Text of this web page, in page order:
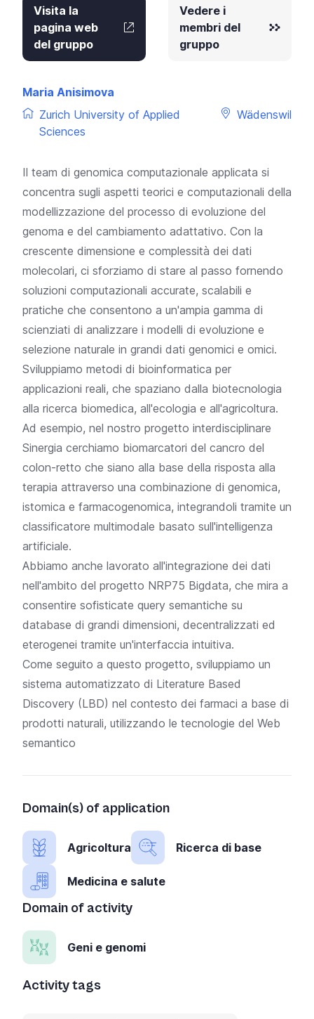
Visita la
pagina web
del gruppo
Vedere i
membri del
gruppo
Maria Anisimova
Zurich University of Applied
Sciences
Wädenswil
Il team di genomica computazionale applicata si
concentra sugli aspetti teorici e computazionali della
modellizzazione del processo di evoluzione del
genoma e del cambiamento adattativo. Con la
crescente dimensione e complessità dei dati
molecolari, ci sforziamo di stare al passo fornendo
soluzioni computazionali accurate, scalabili e
pratiche che consentono a un'ampia gamma di
scienziati di analizzare i modelli di evoluzione e
selezione naturale in grandi dati genomici e omici.
Sviluppiamo metodi di bioinformatica per
applicazioni reali, che spaziano dalla biotecnologia
alla ricerca biomedica, all'ecologia e all'agricoltura.
Ad esempio, nel nostro progetto interdisciplinare
Sinergia cerchiamo biomarcatori del cancro del
colon-retto che siano alla base della risposta alla
terapia attraverso una combinazione di genomica,
istomica e farmacogenomica, integrandoli tramite un
classificatore multimodale basato sull'intelligenza
artificiale.
Abbiamo anche lavorato all'integrazione dei dati
nell'ambito del progetto NRP75 Bigdata, che mira a
consentire sofisticate query semantiche su
database di grandi dimensioni, decentralizzati ed
eterogenei tramite un'interfaccia intuitiva.
Come seguito a questo progetto, sviluppiamo un
sistema automatizzato di Literature Based
Discovery (LBD) nel contesto dei farmaci a base di
prodotti naturali, utilizzando le tecnologie del Web
semantico
Domain(s) of application
Agricoltura Ricerca di base
Medicina e salute
Domain of activity
Geni e genomi
Activity tags